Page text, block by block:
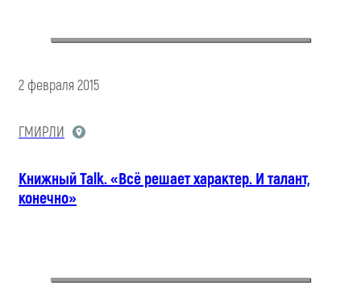
2 февраля 2015
ГМИРЛИ
Книжный Talk. «Всё решает характер. И талант,
конечно»